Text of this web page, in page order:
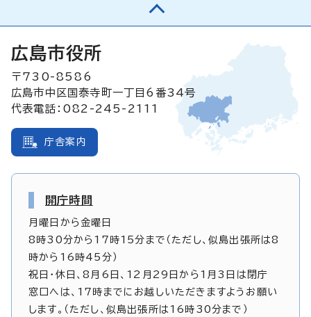
広島市役所
〒730-8586
広島市中区国泰寺町一丁目6番34号
代表電話：082-245-2111
庁舎案内
開庁時間
月曜日から金曜日
8時30分から17時15分まで（ただし、似島出張所は8
時から16時45分）
祝日・休日、8月6日、12月29日から1月3日は閉庁
窓口へは、17時までにお越しいただきますようお願い
します。（ただし、似島出張所は16時30分まで）